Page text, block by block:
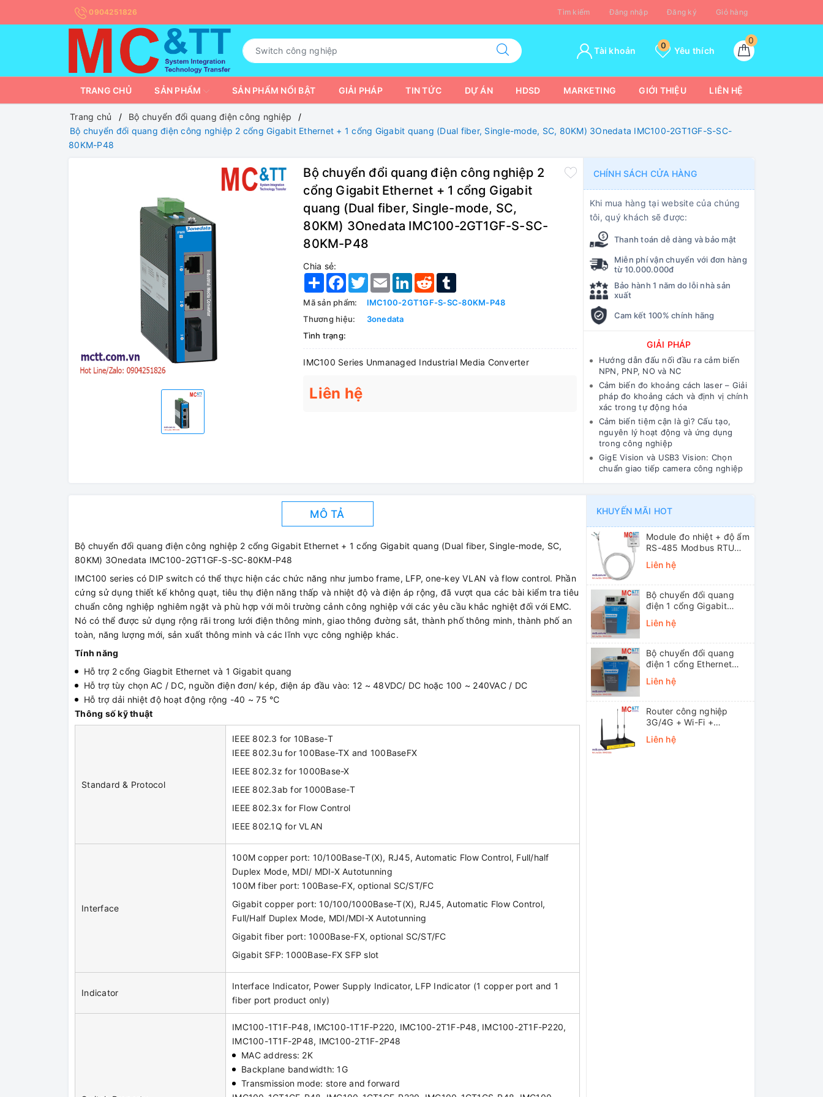
0904251826 Tìm kiếm Đăng nhập Đăng ký Giỏ hàng
0
Yêu thích
0
Tài khoản
TRANG CHỦ SẢN PHẨM SẢN PHẨM NỔI BẬT GIẢI PHÁP TIN TỨC DỰ ÁN HDSD MARKETING GIỚI THIỆU LIÊN HỆ
Trang chủ
Bộ chuyển đổi quang điện công nghiệp
Bộ chuyển đổi quang điện công nghiệp 2 cổng Gigabit Ethernet + 1 cổng Gigabit quang (Dual fiber, Single-mode, SC, 80KM) 3Onedata IMC100-2GT1GF-S-SC-
80KM-P48
Bộ chuyển đổi quang điện công nghiệp 2
cổng Gigabit Ethernet + 1 cổng Gigabit
quang (Dual fiber, Single-mode, SC,
80KM) 3Onedata IMC100-2GT1GF-S-SC-
80KM-P48
Chia sẻ:
Share Facebook
TwitterEmail LinkedIn
Reddit
Mã sản phẩm:
IMC100-2GT1GF-S-SC-80KM-P48
Thương hiệu:
3onedata
Tình trạng:
IMC100 Series Unmanaged Industrial Media Converter
Liên hệ
CHÍNH SÁCH CỬA HÀNG
Khi mua hàng tại website của chúng
tôi, quý khách sẽ được:
Thanh toán dễ dàng và bảo mật
Miễn phí vận chuyển với đơn hàng
từ 10.000.000đ
Bảo hành 1 năm do lỗi nhà sản
xuất
Cam kết 100% chính hãng
GIẢI PHÁP
Hướng dẫn đấu nối đầu ra cảm biến
NPN, PNP, NO và NC
Cảm biến đo khoảng cách laser – Giải
pháp đo khoảng cách và định vị chính
xác trong tự động hóa
Cảm biến tiệm cận là gì? Cấu tạo,
nguyên lý hoạt động và ứng dụng
trong công nghiệp
GigE Vision và USB3 Vision: Chọn
chuẩn giao tiếp camera công nghiệp
MÔ TẢ
Bộ chuyển đổi quang điện công nghiệp 2 cổng Gigabit Ethernet + 1 cổng Gigabit quang (Dual fiber, Single-mode, SC,
80KM) 3Onedata IMC100-2GT1GF-S-SC-80KM-P48
IMC100 series có DIP switch có thể thực hiện các chức năng như jumbo frame, LFP, one-key VLAN và flow control. Phần
cứng sử dụng thiết kế không quạt, tiêu thụ điện năng thấp và nhiệt độ và điện áp rộng, đã vượt qua các bài kiểm tra tiêu
chuẩn công nghiệp nghiêm ngặt và phù hợp với môi trường cảnh công nghiệp với các yêu cầu khắc nghiệt đối với EMC.
Nó có thể được sử dụng rộng rãi trong lưới điện thông minh, giao thông đường sắt, thành phố thông minh, thành phố an
toàn, năng lượng mới, sản xuất thông minh và các lĩnh vực công nghiệp khác.
Tính năng
Hỗ trợ 2 cổng Giagbit Ethernet và 1 Gigabit quang
Hỗ trợ tùy chọn AC / DC, nguồn điện đơn/ kép, điện áp đầu vào: 12 ~ 48VDC/ DC hoặc 100 ~ 240VAC / DC
Hỗ trợ dải nhiệt độ hoạt động rộng -40 ~ 75 ℃
Thông số kỹ thuật
Standard & Protocol
IEEE 802.3 for 10Base-T
IEEE 802.3u for 100Base-TX and 100BaseFX
IEEE 802.3z for 1000Base-X
IEEE 802.3ab for 1000Base-T
IEEE 802.3x for Flow Control
IEEE 802.1Q for VLAN
Interface
100M copper port: 10/100Base-T(X), RJ45, Automatic Flow Control, Full/half
Duplex Mode, MDI/ MDI-X Autotunning
100M fiber port: 100Base-FX, optional SC/ST/FC
Gigabit copper port: 10/100/1000Base-T(X), RJ45, Automatic Flow Control,
Full/Half Duplex Mode, MDI/MDI-X Autotunning
Gigabit fiber port: 1000Base-FX, optional SC/ST/FC
Gigabit SFP: 1000Base-FX SFP slot
Indicator
Interface Indicator, Power Supply Indicator, LFP Indicator (1 copper port and 1
fiber port product only)
IMC100-1T1F-P48, IMC100-1T1F-P220, IMC100-2T1F-P48, IMC100-2T1F-P220,
IMC100-1T1F-2P48, IMC100-2T1F-2P48
MAC address: 2K
Backplane bandwidth: 1G
Transmission mode: store and forward
KHUYẾN MÃI HOT
Module đo nhiệt + độ ẩm
RS-485 Modbus RTU
ICP DAS DL-10 CR
Liên hệ
Bộ chuyển đổi quang
điện 1 cổng Gigabit
Ethernet 3Onedata
MODEL3012-S-SC-
mode, SC, 20KM)
Liên hệ
Bộ chuyển đổi quang
điện 1 cổng Ethernet
3onedata MODEL1100-
S-SC-20KM (Dual fiber,
Liên hệ
Router công nghiệp
3G/4G + Wi-Fi +
APN/VPN Four-Faith
F3436
Liên hệ